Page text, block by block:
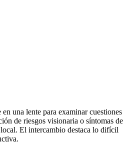
una lente para examinar cuestiones
de riesgos visionaria o síntomas de
El intercambio destaca lo difícil